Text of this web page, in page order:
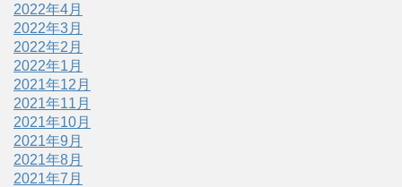
2022年4月
2022年3月
2022年2月
2022年1月
2021年12月
2021年11月
2021年10月
2021年9月
2021年8月
2021年7月